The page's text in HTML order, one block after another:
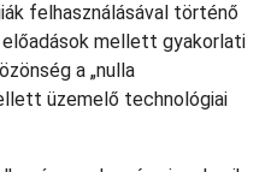
felhasználásával történő
mellett gyakorlati
a „nulla
üzemelő technológiai